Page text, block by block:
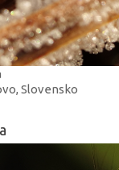
Slovensko